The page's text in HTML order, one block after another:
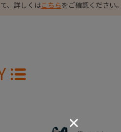
、詳しくはこちらをご確認ください。